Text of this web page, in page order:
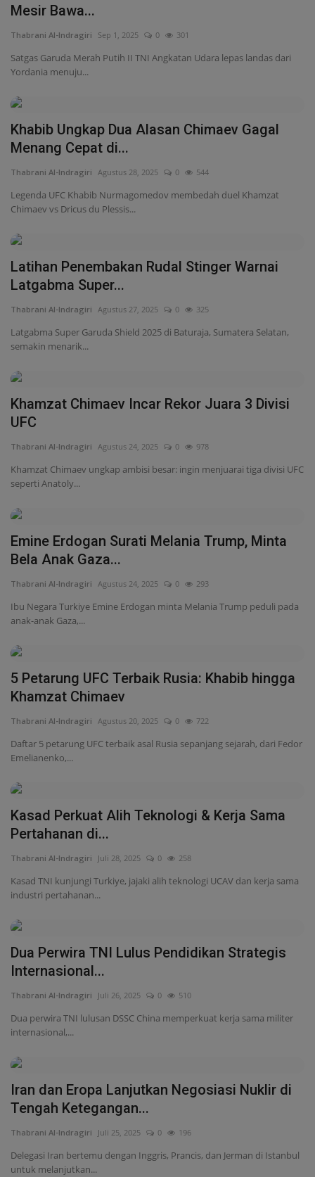
Internasional
Infotorial
Ekonomi
Mitra
Nasional
Menang Cepat di...
Thabrani Al-Indragiri Agustus 28, 2025 0
Legenda UFC Khabib Nurmagomedov membedah duel Khamzat
Chimaev vs Dricus du Plessis...
Latihan Penembakan Rudal Stinger Warnai
Latgabma Super...
Thabrani Al-Indragiri Agustus 27, 2025 0 325
Latgabma Super Garuda Shield 2025 di Baturaja, Sumatera Selatan,
semakin menarik...
Khamzat Chimaev Incar Rekor Juara 3 Divisi
UFC
Thabrani Al-Indragiri Agustus 24, 2025 0 978
Khamzat Chimaev ungkap ambisi besar: ingin menjuarai tiga divisi UFC
seperti Anatoly...
Emine Erdogan Surati Melania Trump, Minta
Bela Anak Gaza...
Thabrani Al-Indragiri Agustus 24, 2025 0 293
Ibu Negara Turkiye Emine Erdogan minta Melania Trump peduli pada
anak-anak Gaza,...
5 Petarung UFC Terbaik Rusia: Khabib hingga
Khamzat Chimaev
Thabrani Al-Indragiri Agustus 20, 2025 0 722
Daftar 5 petarung UFC terbaik asal Rusia sepanjang sejarah, dari Fedor
Emelianenko,...
Kasad Perkuat Alih Teknologi & Kerja Sama
Pertahanan di...
Thabrani Al-Indragiri Juli 28, 2025 0 258
Kasad TNI kunjungi Turkiye, jajaki alih teknologi UCAV dan kerja sama
industri pertahanan...
Dua Perwira TNI Lulus Pendidikan Strategis
Internasional...
Thabrani Al-Indragiri Juli 26, 2025 0 510
Dua perwira TNI lulusan DSSC China memperkuat kerja sama militer
internasional,...
Iran dan Eropa Lanjutkan Negosiasi Nuklir di
Tengah Ketegangan...
Thabrani Al-Indragiri Juli 25, 2025 0 196
Delegasi Iran bertemu dengan Inggris, Prancis, dan Jerman di Istanbul
untuk melanjutkan...
OPINI: Suweida dan Manuver Israel
Menggoyang Kedaulatan...
Thabrani Al-Indragiri Juli 22, 2025 0 312
Oleh: Mahmoud Alloush Krisis di Suweida membuka peluang manuver
Israel memperlemah...